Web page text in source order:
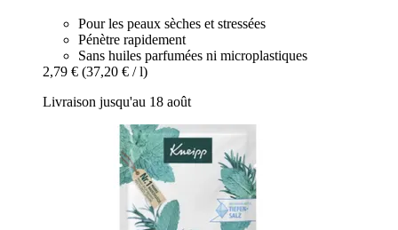
Pour les peaux sèches et stressées
Pénètre rapidement
Sans huiles parfumées ni microplastiques
2,79 € (37,20 € / l)
Livraison jusqu'au 18 août